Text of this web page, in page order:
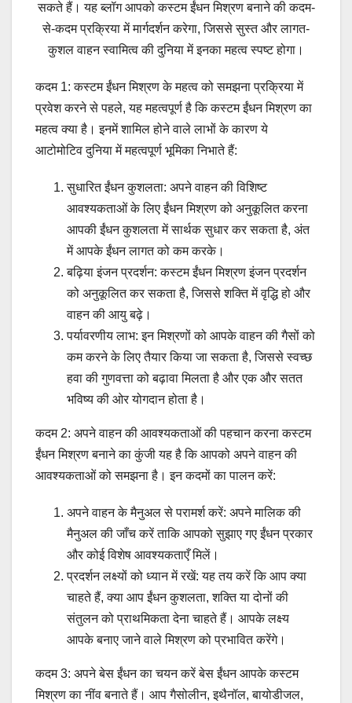
सकते हैं। यह ब्लॉग आपको कस्टम ईंधन मिश्रण बनाने की कदम-
से-कदम प्रक्रिया में मार्गदर्शन करेगा, जिससे सुस्त और लागत-
कुशल वाहन स्वामित्व की दुनिया में इनका महत्व स्पष्ट होगा।
कदम 1: कस्टम ईंधन मिश्रण के महत्व को समझना प्रक्रिया में
प्रवेश करने से पहले, यह महत्वपूर्ण है कि कस्टम ईंधन मिश्रण का
महत्व क्या है। इनमें शामिल होने वाले लाभों के कारण ये
आटोमोटिव दुनिया में महत्वपूर्ण भूमिका निभाते हैं:
सुधारित ईंधन कुशलता: अपने वाहन की विशिष्ट
आवश्यकताओं के लिए ईंधन मिश्रण को अनुकूलित करना
आपकी ईंधन कुशलता में सार्थक सुधार कर सकता है, अंत
में आपके ईंधन लागत को कम करके।
बढ़िया इंजन प्रदर्शन: कस्टम ईंधन मिश्रण इंजन प्रदर्शन
को अनुकूलित कर सकता है, जिससे शक्ति में वृद्धि हो और
वाहन की आयु बढ़े।
पर्यावरणीय लाभ: इन मिश्रणों को आपके वाहन की गैसों को
कम करने के लिए तैयार किया जा सकता है, जिससे स्वच्छ
हवा की गुणवत्ता को बढ़ावा मिलता है और एक और सतत
भविष्य की ओर योगदान होता है।
कदम 2: अपने वाहन की आवश्यकताओं की पहचान करना कस्टम
ईंधन मिश्रण बनाने का कुंजी यह है कि आपको अपने वाहन की
आवश्यकताओं को समझना है। इन कदमों का पालन करें:
अपने वाहन के मैनुअल से परामर्श करें: अपने मालिक की
मैनुअल की जाँच करें ताकि आपको सुझाए गए ईंधन प्रकार
और कोई विशेष आवश्यकताएँ मिलें।
प्रदर्शन लक्ष्यों को ध्यान में रखें: यह तय करें कि आप क्या
चाहते हैं, क्या आप ईंधन कुशलता, शक्ति या दोनों की
संतुलन को प्राथमिकता देना चाहते हैं। आपके लक्ष्य
आपके बनाए जाने वाले मिश्रण को प्रभावित करेंगे।
कदम 3: अपने बेस ईंधन का चयन करें बेस ईंधन आपके कस्टम
मिश्रण का नींव बनाते हैं। आप गैसोलीन, इथैनॉल, बायोडीजल,